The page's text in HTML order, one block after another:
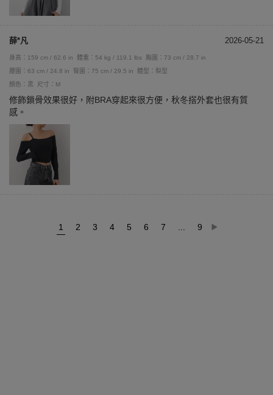
薛*凡 2026-05-21
身高：159 cm / 62.6 in 體重：54 kg / 119.1 lbs
胸圍：73 cm / 28.7 in
腰圍：63 cm / 24.8 in
臀圍：75 cm / 29.5 in
體型：梨型
顏色：黑
尺寸：M
修飾鎖骨效果很好，附BRA穿起來很方便，秋冬搭外套也很有質
感。
1 2 3 4 5 6 7 9